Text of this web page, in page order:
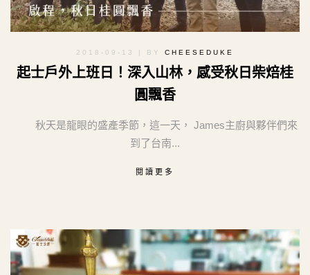
2018-09-13 | BY CHEESEDUKE
起士戶外上班日！深入山林，感受秋日柴焙桂
圓飄香
秋天是龍眼的盛產季節，這一天， James主廚與夥伴們來
到了台南...
閱讀更多